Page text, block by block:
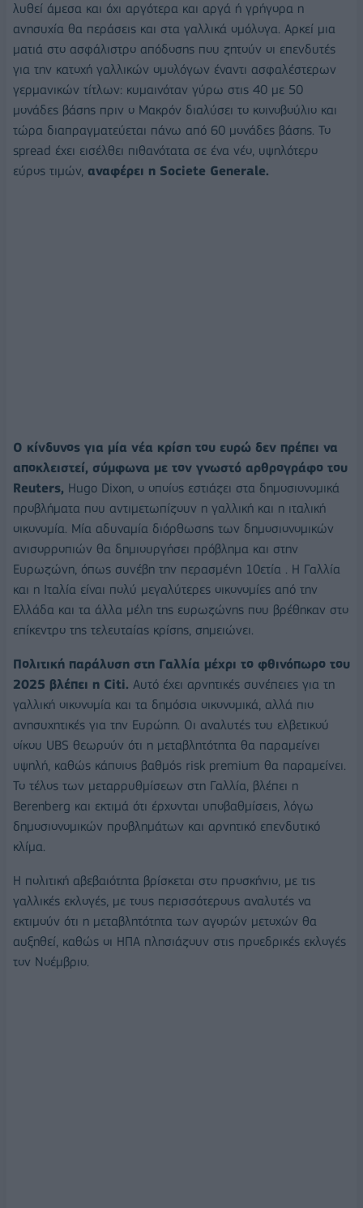
λυθεί άμεσα και όχι αργότερα και αργά ή γρήγορα η
ανησυχία θα περάσεις και στα γαλλικά ομόλογα. Αρκεί μια
ματιά στο ασφάλιστρο απόδοσης που ζητούν οι επενδυτές
για την κατοχή γαλλικών ομολόγων έναντι ασφαλέστερων
γερμανικών τίτλων: κυμαινόταν γύρω στις 40 με 50
μονάδες βάσης πριν ο Μακρόν διαλύσει το κοινοβούλιο και
τώρα διαπραγματεύεται πάνω από 60 μονάδες βάσης. Το
spread έχει εισέλθει πιθανότατα σε ένα νέο, υψηλότερο
εύρος τιμών, αναφέρει η Societe Generale.
O κίνδυνος για μία νέα κρίση του ευρώ δεν πρέπει να
αποκλειστεί, σύμφωνα με τον γνωστό αρθρογράφο του
Reuters, Hugo Dixon, ο οποίος εστιάζει στα δημοσιονομικά
προβλήματα που αντιμετωπίζουν η γαλλική και η ιταλική
οικονομία. Μία αδυναμία διόρθωσης των δημοσιονομικών
ανισορροπιών θα δημιουργήσει πρόβλημα και στην
Ευρωζώνη, όπως συνέβη την περασμένη 10ετία . Η Γαλλία
και η Ιταλία είναι πολύ μεγαλύτερες οικονομίες από την
Ελλάδα και τα άλλα μέλη της ευρωζώνης που βρέθηκαν στο
επίκεντρο της τελευταίας κρίσης, σημειώνει.
Πολιτική παράλυση στη Γαλλία μέχρι το φθινόπωρο του
2025 βλέπει η Citi. Αυτό έχει αρνητικές συνέπειες για τη
γαλλική οικονομία και τα δημόσια οικονομικά, αλλά πιο
ανησυχητικές για την Ευρώπη. Οι αναλυτές του ελβετικού
οίκου UBS θεωρούν ότι η μεταβλητότητα θα παραμείνει
υψηλή, καθώς κάποιος βαθμός risk premium θα παραμείνει.
Το τέλος των μεταρρυθμίσεων στη Γαλλία, βλέπει η
Berenberg και εκτιμά ότι έρχονται υποβαθμίσεις, λόγω
δημοσιονομικών προβλημάτων και αρνητικό επενδυτικό
κλίμα.
Η πολιτική αβεβαιότητα βρίσκεται στο προσκήνιο, με τις
γαλλικές εκλογές, με τους περισσότερους αναλυτές να
εκτιμούν ότι η μεταβλητότητα των αγορών μετοχών θα
αυξηθεί, καθώς οι ΗΠΑ πλησιάζουν στις προεδρικές εκλογές
τον Νοέμβριο.